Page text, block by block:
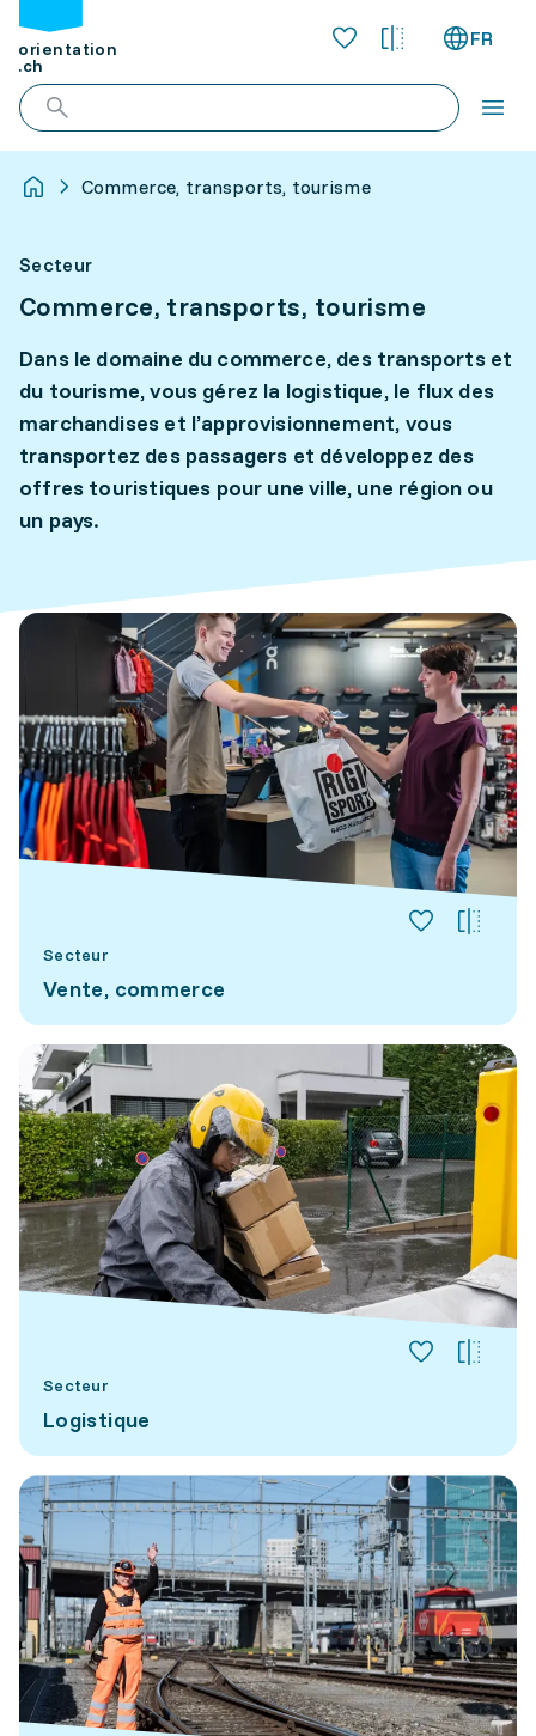
orientation
.ch
FR
Commerce, transports, tourisme
Secteur
Commerce, transports, tourisme
Dans le domaine du commerce, des transports et
du tourisme, vous gérez la logistique, le flux des
marchandises et l’approvisionnement, vous
transportez des passagers et développez des
offres touristiques pour une ville, une région ou
un pays.
Secteur
Vente, commerce
Secteur
Logistique